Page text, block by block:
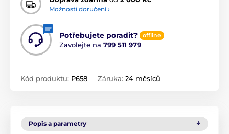
Možnosti doručení ›
Potřebujete poradit? offline
Zavolejte na 799 511 979
Kód produktu: P658 Záruka: 24 měsíců
Popis a parametry